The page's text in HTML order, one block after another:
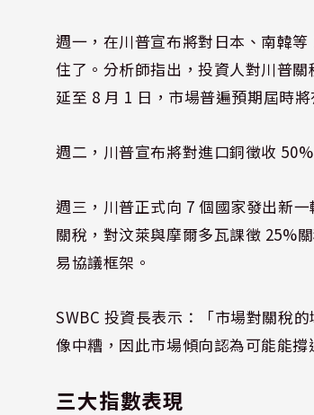
週一，在川普宣布將對日本、南韓
住了。分析師指出，投資人對川普
延至 8 月 1 日，市場普遍預期屆時
週二，川普宣布將對進口銅徵收
週三，川普正式向 7 個國家發出新
關稅，對汶萊與摩爾多瓦課徵 25%
易協議框架。
SWBC 投資長表示：「市場對關稅
像中糟，因此市場傾向認為可能能撐
三大指數表現